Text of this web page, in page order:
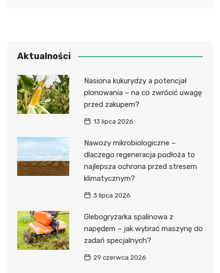
Aktualności
Nasiona kukurydzy a potencjał
plonowania – na co zwrócić uwagę
przed zakupem?
13 lipca 2026
Nawozy mikrobiologiczne –
dlaczego regeneracja podłoża to
najlepsza ochrona przed stresem
klimatycznym?
3 lipca 2026
Glebogryzarka spalinowa z
napędem – jak wybrać maszynę do
zadań specjalnych?
29 czerwca 2026